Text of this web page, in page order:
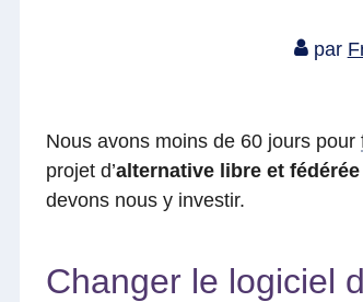
par
Nous avons moins de 60 jours pour
projet d’alternative libre et
devons nous y investir.
Changer le logiciel